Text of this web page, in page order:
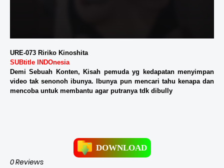
URE-073 Ririko Kinoshita
SUBtitle INDOnesia
Demi Sebuah Konten, Kisah pemuda yg kedapatan menyimpan
video tak senonoh ibunya. Ibunya pun mencari tahu kenapa dan
mencoba untuk membantu agar putranya tdk dibully
DOWNLOAD
0 Reviews